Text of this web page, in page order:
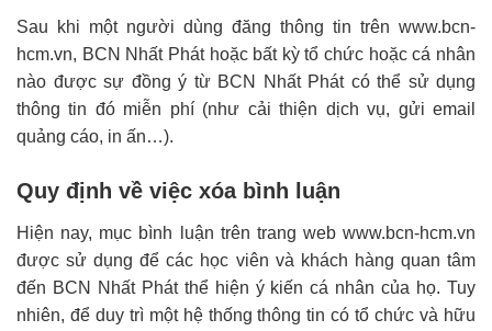
Sau khi một người dùng đăng thông tin trên www.bcn-
hcm.vn, BCN Nhất Phát hoặc bất kỳ tổ chức hoặc cá nhân
nào được sự đồng ý từ BCN Nhất Phát có thể sử dụng
thông tin đó miễn phí (như cải thiện dịch vụ, gửi email
quảng cáo, in ấn…).
Quy định về việc xóa bình luận
Hiện nay, mục bình luận trên trang web www.bcn-hcm.vn
được sử dụng để các học viên và khách hàng quan tâm
đến BCN Nhất Phát thể hiện ý kiến cá nhân của họ. Tuy
nhiên, để duy trì một hệ thống thông tin có tổ chức và hữu